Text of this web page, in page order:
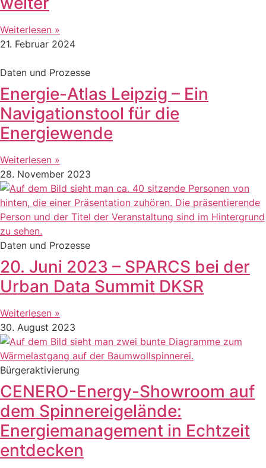
Weiterlesen »
21. Februar 2024
Daten und Prozesse
Energie-Atlas Leipzig – Ein
Navigationstool für die
Energiewende
Weiterlesen »
28. November 2023
Daten und Prozesse
20. Juni 2023 – SPARCS bei der
Urban Data Summit DKSR
Weiterlesen »
30. August 2023
Bürgeraktivierung
CENERO-Energy-Showroom auf
dem Spinnereigelände:
Energiemanagement in Echtzeit
entdecken